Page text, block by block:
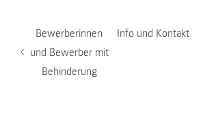
Bewerberinnen
und Bewerber mit
Behinderung
Info und Kontakt